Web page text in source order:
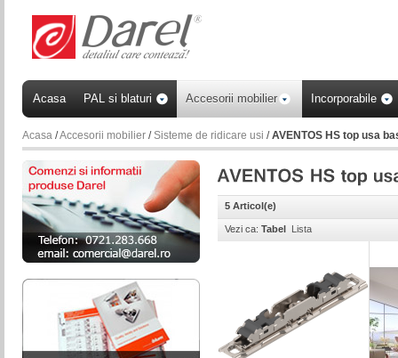
5 Articol(e)
Vezi ca: Tabel Lista
Acasa PAL si blaturi Accesorii mobilier Incorporabile
Acasa /Accesorii mobilier /Sisteme de ridicare usi /AVENTOS HS top usa